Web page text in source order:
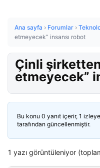
Ana sayfa › Forumlar ›
etmeyecek” insansı robot
Çinli
etmeyecek”
Bu konu 0 yanıt içerir, 1
tarafından güncellenmiştir.
1 yazı görüntüleniyor